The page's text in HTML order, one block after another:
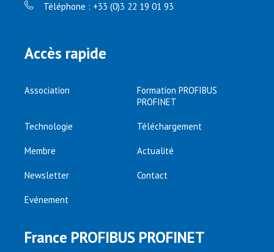
Téléphone : +33 (0)3 22 19 01 93
Accès rapide
Association
Formation PROFIBUS
PROFINET
Technologie Téléchargement
Membre Actualité
Newsletter Contact
Evénement
France PROFIBUS PROFINET